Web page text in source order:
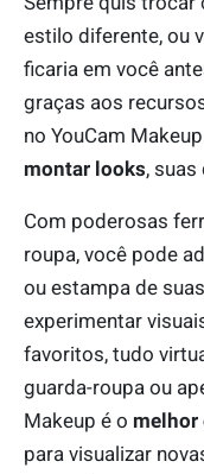
estilo diferente, ou
ficaria em você
graças aos
no YouCam
montar looks,
Com poderosas
roupa, você pode
ou estampa de
experimentar
favoritos, tudo
guarda-roupa ou
Makeup é o melhor
para visualizar